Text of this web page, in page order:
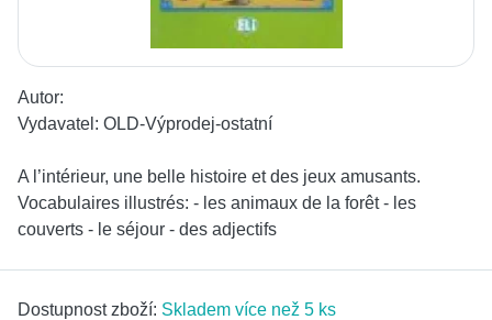
Autor:
Vydavatel: OLD-Výprodej-ostatní
A l’intérieur, une belle histoire et des jeux amusants.
Vocabulaires illustrés: - les animaux de la forêt - les
couverts - le séjour - des adjectifs
Dostupnost zboží: Skladem více než 5 ks